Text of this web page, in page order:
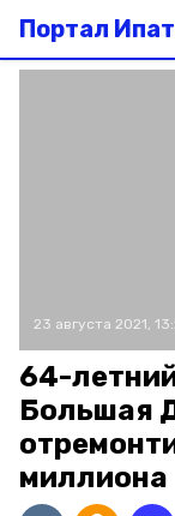
Портал
23 августа 2021,
64-
Большая
миллиона